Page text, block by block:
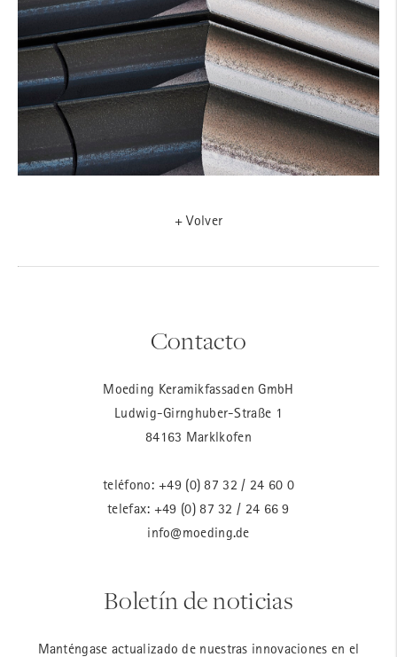
+ Volver
Contacto
Moeding Keramikfassaden GmbH
Ludwig-Girnghuber-Straße 1
84163 Marklkofen
teléfono: +49 (0) 87 32 / 24 60 0
telefax: +49 (0) 87 32 / 24 66 9
info@moeding.de
Boletín de noticias
Manténgase actualizado de nuestras innovaciones en el